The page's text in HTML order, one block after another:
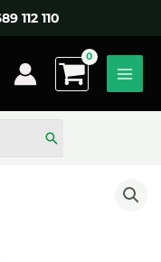
112 110